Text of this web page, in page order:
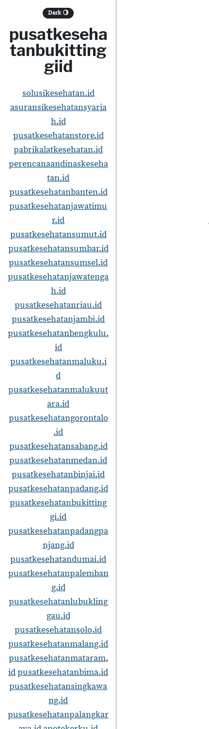
Dark 🌖
pusatkeseha
tanbukitting
giid
solusikesehatan.id
asuransikesehatansyaria
h.id
pusatkesehatanstore.id
pabrikalatkesehatan.id
perencanaandinaskeseha
tan.id
pusatkesehatanbanten.id
pusatkesehatanjawatimu
r.id
pusatkesehatansumut.id
pusatkesehatansumbar.id
pusatkesehatansumsel.id
pusatkesehatanjawatenga
h.id
pusatkesehatanriau.id
pusatkesehatanjambi.id
pusatkesehatanbengkulu.
id
pusatkesehatanmaluku.i
d
pusatkesehatanmalukuut
ara.id
pusatkesehatangorontalo
.id
pusatkesehatansabang.id
pusatkesehatanmedan.id
pusatkesehatanbinjai.id
pusatkesehatanpadang.id
pusatkesehatanbukitting
gi.id
pusatkesehatanpadangpa
njang.id
pusatkesehatandumai.id
pusatkesehatanpalemban
g.id
pusatkesehatanlubukling
gau.id
pusatkesehatansolo.id
pusatkesehatanmalang.id
pusatkesehatanmataram.
idpusatkesehatanbima.id
pusatkesehatansingkawa
ng.id
pusatkesehatanpalangkar